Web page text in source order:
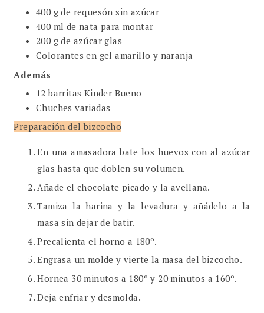
400 g de requesón sin azúcar
400 ml de nata para montar
200 g de azúcar glas
Colorantes en gel amarillo y naranja
Además
12 barritas Kinder Bueno
Chuches variadas
Preparación del bizcocho
En una amasadora bate los huevos con al azúcar
glas hasta que doblen su volumen.
Añade el chocolate picado y la avellana.
Tamiza la harina y la levadura y añádelo a la
masa sin dejar de batir.
Precalienta el horno a 180º.
Engrasa un molde y vierte la masa del bizcocho.
Hornea 30 minutos a 180º y 20 minutos a 160º.
Deja enfriar y desmolda.